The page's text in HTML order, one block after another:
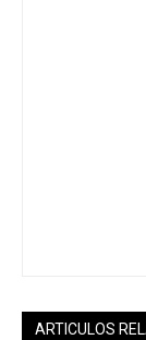
ARTICULOS